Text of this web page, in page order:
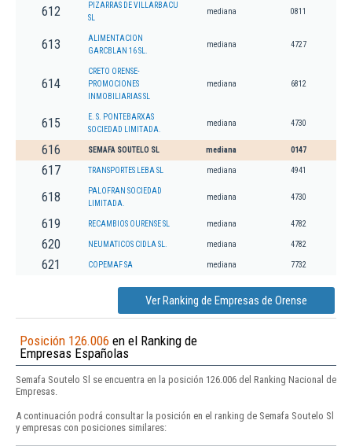
612
PIZARRAS DE VILLARBACU
SL
mediana 0811
613
ALIMENTACION
GARCBLAN 16 SL.
mediana 4727
614
CRETO ORENSE-
PROMOCIONES
INMOBILIARIAS SL
mediana 6812
615
E. S. PONTEBARXAS
SOCIEDAD LIMITADA.
mediana 4730
616 SEMAFA SOUTELO SL mediana 0147
617 TRANSPORTES LEBA SL mediana 4941
618
PALOFRAN SOCIEDAD
LIMITADA.
mediana 4730
619 RECAMBIOS OURENSE SL mediana 4782
620 NEUMATICOS CIDLA SL. mediana 4782
621 COPEMAF SA mediana 7732
Ver Ranking de Empresas de Orense
Posición 126.006 en el Ranking de
Empresas Españolas
Semafa Soutelo Sl se encuentra en la posición 126.006 del Ranking Nacional de
Empresas.
A continuación podrá consultar la posición en el ranking de Semafa Soutelo Sl
y empresas con posiciones similares: